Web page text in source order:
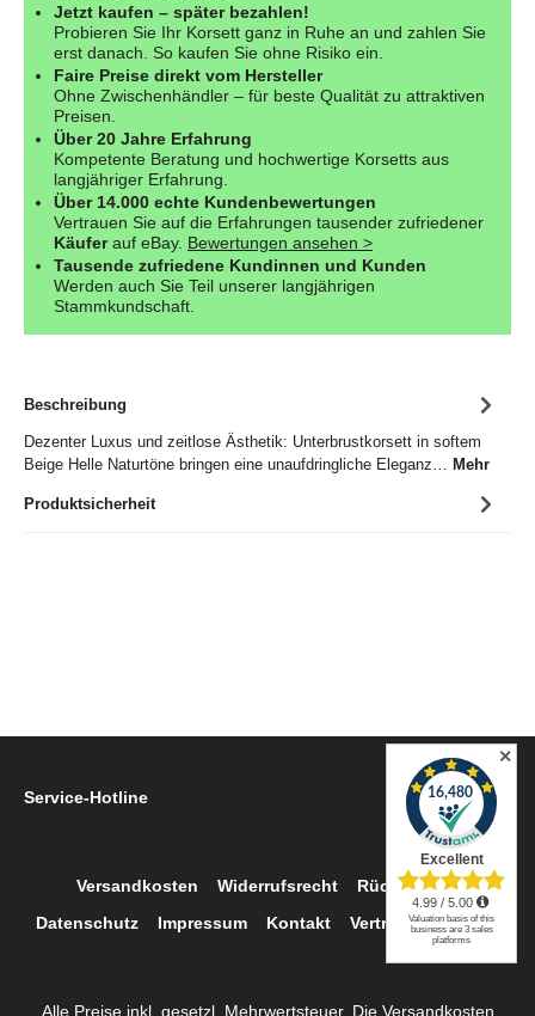
Jetzt kaufen – später bezahlen!
Probieren Sie Ihr Korsett ganz in Ruhe an und zahlen Sie
erst danach. So kaufen Sie ohne Risiko ein.
Faire Preise direkt vom Hersteller
Ohne Zwischenhändler – für beste Qualität zu attraktiven
Preisen.
Über 20 Jahre Erfahrung
Kompetente Beratung und hochwertige Korsetts aus
langjähriger Erfahrung.
Über 14.000 echte Kundenbewertungen
Vertrauen Sie auf die Erfahrungen tausender zufriedener
Käuferauf eBay. Bewertungen ansehen >
Tausende zufriedene Kundinnen und Kunden
Werden auch Sie Teil unserer langjährigen
Stammkundschaft.
Beschreibung
Dezenter Luxus und zeitlose Ästhetik: Unterbrustkorsett in softem
Beige Helle Naturtöne bringen eine unaufdringliche Eleganz… Mehr
Produktsicherheit
Service-Hotline
Versandkosten Widerrufsrecht
Rückgabe
Datenschutz
Impressum Kontakt Vertrag widerrufen
Alle Preise inkl. gesetzl. Mehrwertsteuer. Die Versandkosten
✕